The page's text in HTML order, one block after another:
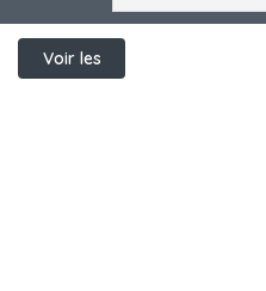
Voir les